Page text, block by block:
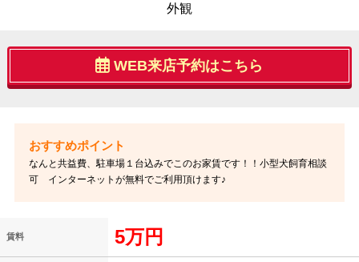
外観
WEB来店予約はこちら
なんと共益費、駐車場１台込みでこのお家賃です！！小型犬飼育相談
可 インターネットが無料でご利用頂けます♪
賃料 5万円